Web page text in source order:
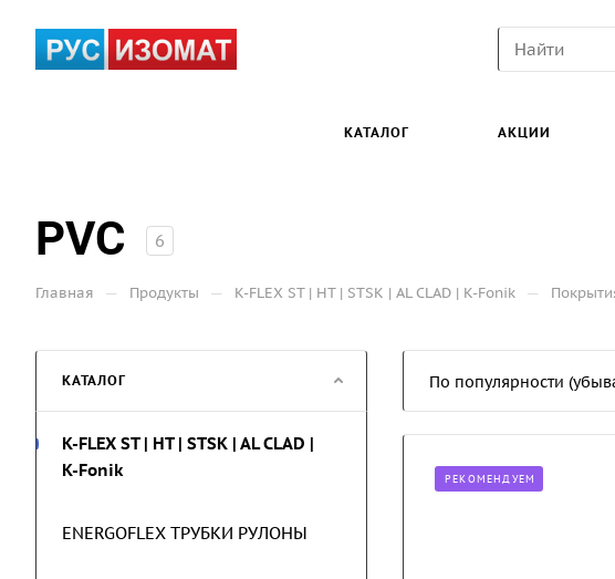
КАТАЛОГ АКЦИИ
PVC 6
Главная — Продукты — K-FLEX ST | HT | STSK | AL CLAD | K-Fonik —
По популярности
РЕКОМЕНДУЕМ
КАТАЛОГ
K-FLEX ST | HT | STSK | AL CLAD |
K-Fonik
ENERGOFLEX ТРУБКИ РУЛОНЫ